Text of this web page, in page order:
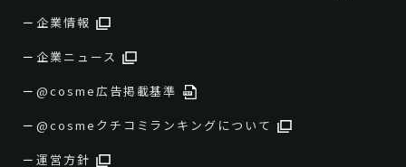
企業情報
企業ニュース
@cosme広告掲載基準
@cosmeクチコミランキングについて
運営方針